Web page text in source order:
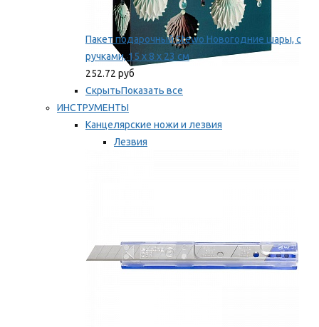
Пакет подарочный Stewo Новогодние шары, с
ручками, 15 х 8 х 23 см
252.72 руб
СкрытьПоказать все
ИНСТРУМЕНТЫ
Канцелярские ножи и лезвия
Лезвия